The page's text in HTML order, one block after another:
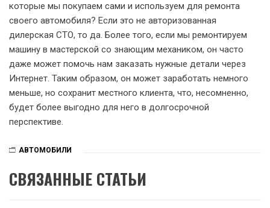
которые мы покупаем сами и используем для ремонта
своего автомобиля? Если это не авторизованная
дилерская СТО, то да. Более того, если мы ремонтируем
машину в мастерской со знающим механиком, он часто
даже может помочь нам заказать нужные детали через
Интернет. Таким образом, он может заработать немного
меньше, но сохранит местного клиента, что, несомненно,
будет более выгодно для него в долгосрочной
перспективе.
АВТОМОБИЛИ
СВЯЗАННЫЕ СТАТЬИ